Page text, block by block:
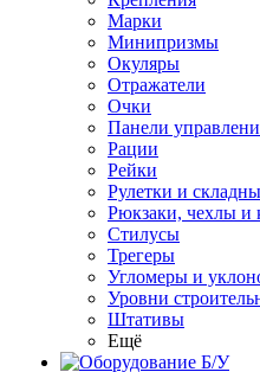
Марки
Минипризмы
Окуляры
Отражатели
Очки
Панели
Рации
Рейки
Рулетки и
Рюкзаки, чехлы и
Стилусы
Трегеры
Угломеры и
Уровни
Штативы
Ещё